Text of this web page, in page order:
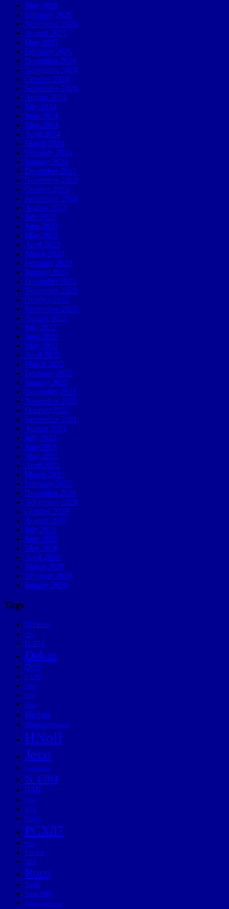
May 2026
February 2026
November 2025
August 2025
May 2025
February 2025
December 2024
November 2024
October 2024
September 2024
August 2024
July 2024
June 2024
May 2024
April 2024
March 2024
February 2024
January 2024
December 2023
November 2023
October 2023
September 2023
August 2023
July 2023
June 2023
May 2023
April 2023
March 2023
February 2023
January 2023
December 2022
November 2022
October 2022
September 2022
August 2022
July 2022
June 2022
May 2022
April 2022
March 2022
February 2022
January 2022
December 2021
November 2021
October 2021
September 2021
August 2021
July 2021
June 2021
May 2021
April 2021
March 2021
February 2021
December 2020
November 2020
October 2020
August 2020
July 2020
June 2020
May 2020
April 2020
March 2020
February 2020
January 2020
Tags
Brekina
C3b
D 174
Dekas
Dm3
F 1207
FM4
Fv1
Hbis
Heljan
Hjulmarknaden
HNoll
Jeco
Lövhöjden
N 1304
NMJ
NOJ
NVR
One87
PCX87
Piko
Pocher
Rc4
Roco
Saab
Saab 900
Spårvägsmuseet